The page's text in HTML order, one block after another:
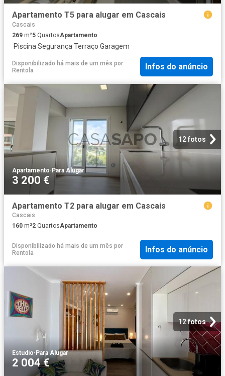
Apartamento T5 para alugar em Cascais
Cascais
269 m²5 QuartosApartamento
·Piscina·Segurança·Terraço·Garagem
Disponibilizado há mais de um mês por
Rentola
Infos do anúncio
12 fotos
Apartamento·Para Alugar
3 200 €
Apartamento T2 para alugar em Cascais
Cascais
160 m²2 QuartosApartamento
Disponibilizado há mais de um mês por
Rentola
Infos do anúncio
12 fotos
Estudio· Para Alugar
2 004 €